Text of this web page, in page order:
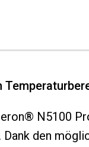
N5100
den